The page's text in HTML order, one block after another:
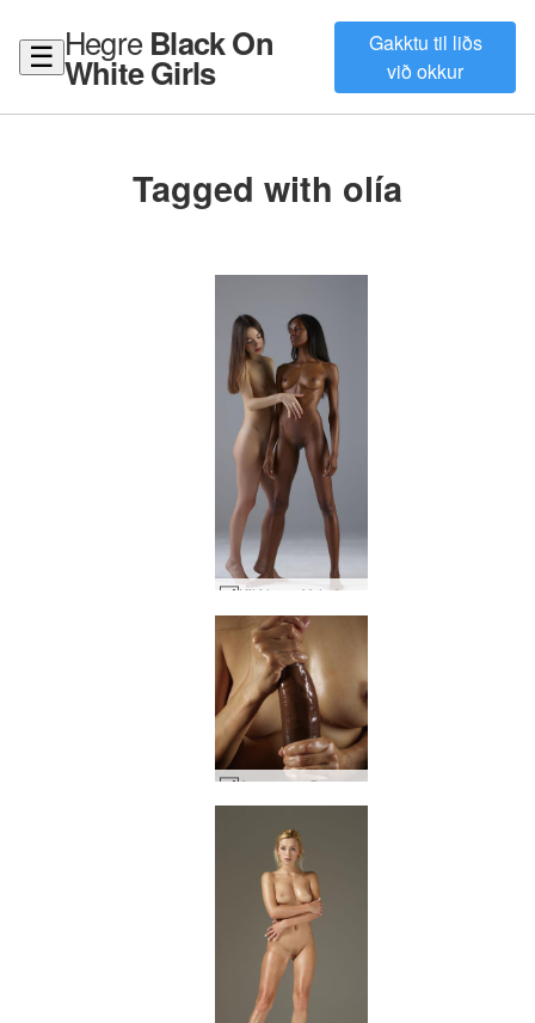
☰ Hegre Black On
White Girls
Gakktu til liðs
við okkur
Tagged with olía
Amaya og Goro stór svartur hani list #32